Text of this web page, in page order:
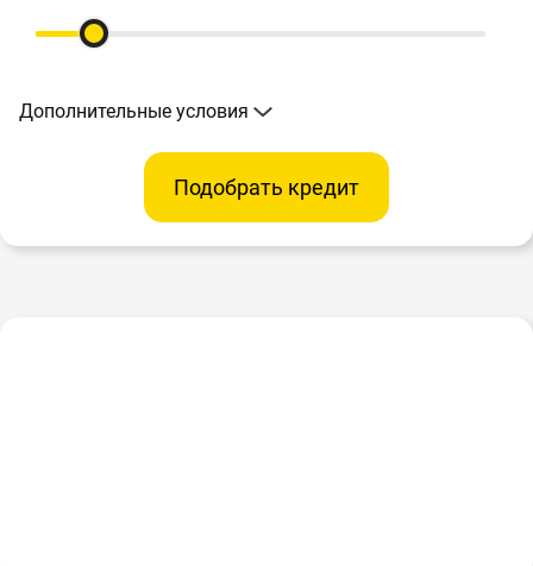
Дополнительные условия
Подобрать кредит